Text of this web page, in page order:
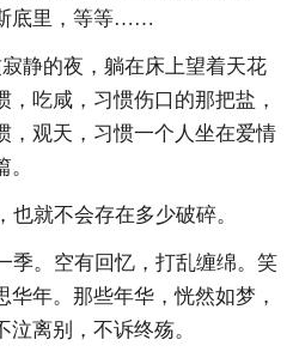
底里，等等……
静的夜，躺在床上望着天花
吃咸，习惯伤口的那把盐，
，观天，习惯一个人坐在爱情
也就不会存在多少破碎。
季。空有回忆，打乱缠绵。笑
年。那些年华，恍然如梦，
离别，不诉终殇。